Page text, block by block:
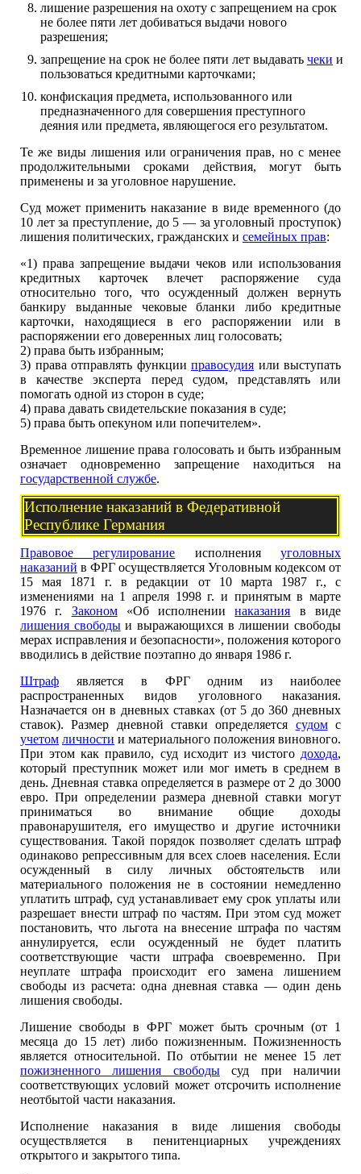
лишение разрешения на охоту с запрещением на срок
не более пяти лет добиваться выдачи нового
разрешения;
запрещение на срок не более пяти лет выдавать чеки и
пользоваться кредитными карточками;
конфискация предмета, использованного или
предназначенного для совершения преступного
деяния или предмета, являющегося его результатом.
Те же виды лишения или ограничения прав, но с менее
продолжительными сроками действия, могут быть
применены и за уголовное нарушение.
Суд может применить наказание в виде временного (до
10 лет за преступление, до 5 — за уголовный проступок)
лишения политических, гражданских и семейных прав:
«1) права запрещение выдачи чеков или использования
кредитных карточек влечет распоряжение суда
относительно того, что осужденный должен вернуть
банкиру выданные чековые бланки либо кредитные
карточки, находящиеся в его распоряжении или в
распоряжении его доверенных лиц голосовать;
2) права быть избранным;
3) права отправлять функции правосудия или выступать
в качестве эксперта перед судом, представлять или
помогать одной из сторон в суде;
4) права давать свидетельские показания в суде;
5) права быть опекуном или попечителем».
Временное лишение права голосовать и быть избранным
означает одновременно запрещение находиться на
государственной службе.
Исполнение наказаний в Федеративной
Республике Германия
Правовое регулирование исполненияуголовных
наказаний в ФРГ осуществляется Уголовным кодексом от
15 мая 1871 г. в редакции от 10 марта 1987 г., с
изменениями на 1 апреля 1998 г. и принятым в марте
1976 г. Законом«Об исполнениинаказания в виде
лишения свободыи выражающихся в лишении свободы
мерах исправления и безопасности», положения которого
вводились в действие поэтапно до января 1986 г.
Штраф является в ФРГ одним из наиболее
распространенных видов уголовного наказания.
Назначается он в дневных ставках (от 5 до 360 дневных
ставок). Размер дневной ставки определяется судомс
учетом личности и материального положения виновного.
При этом как правило, суд исходит из чистого дохода,
который преступник может или мог иметь в среднем в
день. Дневная ставка определяется в размере от 2 до 3000
евро. При определении размера дневной ставки могут
приниматься во внимание общие доходы
правонарушителя, его имущество и другие источники
существования. Такой порядок позволяет сделать штраф
одинаково репрессивным для всех слоев населения. Если
осужденный в силу личных обстоятельств или
материального положения не в состоянии немедленно
уплатить штраф, суд устанавливает ему срок уплаты или
разрешает внести штраф по частям. При этом суд может
постановить, что льгота на внесение штрафа по частям
аннулируется, если осужденный не будет платить
соответствующие части штрафа своевременно. При
неуплате штрафа происходит его замена лишением
свободы из расчета: одна дневная ставка — один день
лишения свободы.
Лишение свободы в ФРГ может быть срочным (от 1
месяца до 15 лет) либо пожизненным. Пожизненность
является относительной. По отбытии не менее 15 лет
пожизненного лишения свободысуд при наличии
соответствующих условий может отсрочить исполнение
неотбытой части наказания.
Исполнение наказания в виде лишения свободы
осуществляется в пенитенциарных учреждениях
открытого и закрытого типа.